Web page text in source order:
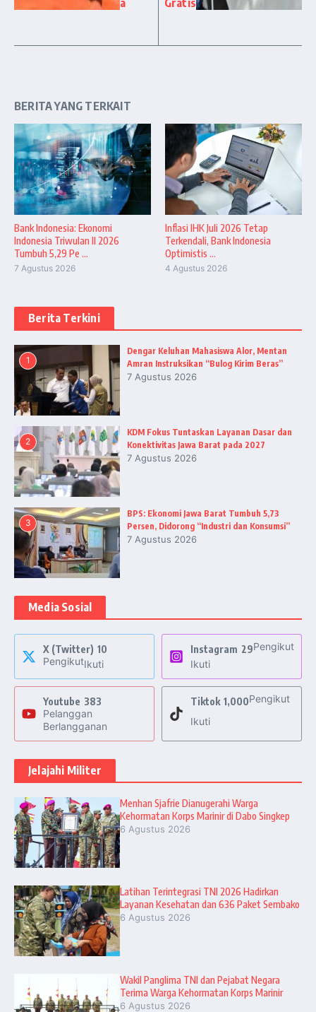
BERITA YANG TERKAIT
Bank Indonesia: Ekonomi
Indonesia Triwulan II 2026
Tumbuh 5,29 Pe ...
7 Agustus 2026
Inflasi IHK Juli 2026 Tetap
Terkendali, Bank Indonesia
Optimistis ...
4 Agustus 2026
Berita Terkini
1
Dengar Keluhan Mahasiswa Alor, Mentan
Amran Instruksikan “Bulog Kirim Beras”
7 Agustus 2026
2
KDM Fokus Tuntaskan Layanan Dasar dan
Konektivitas Jawa Barat pada 2027
7 Agustus 2026
3
BPS: Ekonomi Jawa Barat Tumbuh 5,73
Persen, Didorong “Industri dan Konsumsi”
7 Agustus 2026
Media Sosial
X (Twitter) 10
PengikutIkuti
Instagram 29Pengikut
Ikuti
Youtube 383
Pelanggan
Berlangganan
Tiktok 1,000Pengikut
Ikuti
Jelajahi Militer
Menhan Sjafrie Dianugerahi Warga
Kehormatan Korps Marinir di Dabo Singkep
6 Agustus 2026
Latihan Terintegrasi TNI 2026 Hadirkan
Layanan Kesehatan dan 636 Paket Sembako
6 Agustus 2026
Wakil Panglima TNI dan Pejabat Negara
Terima Warga Kehormatan Korps Marinir
6 Agustus 2026